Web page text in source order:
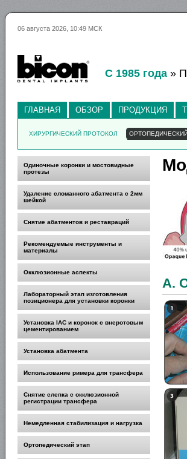
06 августа 2026, 10:49 МСК
С 1985 года »
ГЛАВНАЯ ОБЗОР ПРОДУКЦИЯ
ХИРУРГИЧЕСКИЙ ПРОТОКОЛ
Одиночные коронки и мостовидные
протезы
Удаление сломанного абатмента с 2мм
шейкой
Снятие абатментов и реставраций
Рекомендуемые инструменты и
материалы
Окклюзионные аспекты
Лабораторный этап изготовления
позиционера для установки коронки
Установка IAC и коронок с внеротовым
цементированием
Установка абатмента
Использование римера для трансфера
Снятие слепка с окклюзионной
регистрации трансфера
Немедленная стабилизация и нагрузка
Ортопедический этап
A.